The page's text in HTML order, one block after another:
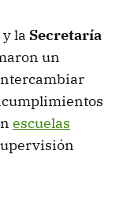
y la Secretaría
un
escuelas